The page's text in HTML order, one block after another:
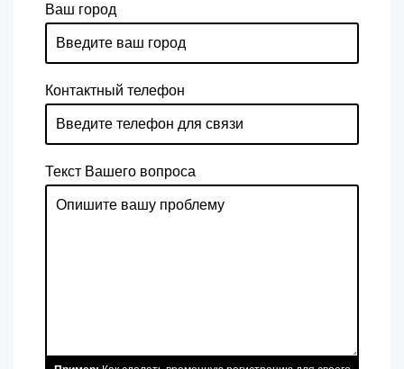
Ваш город
Контактный телефон
Текст Вашего вопроса